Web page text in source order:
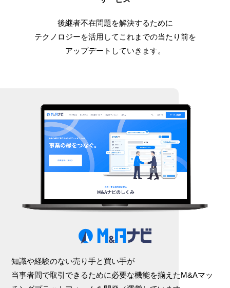
後継者不在問題を解決するために
テクノロジーを活用して これまでの当たり前を
アップデートしていきます。
知識や経験のない売り手と買い手が
当事者間で取引できるために必要な機能を揃えたM&Aマッ